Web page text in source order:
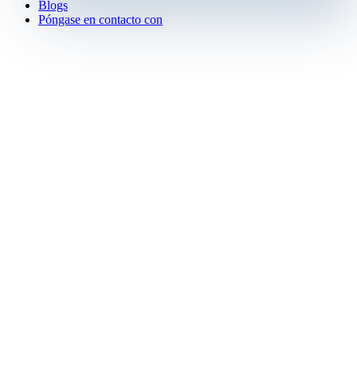
Blogs
Póngase en contacto con